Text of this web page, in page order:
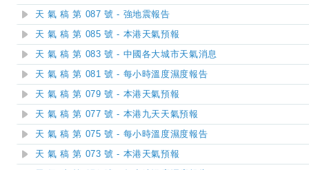
天 氣 稿 第 087 號 - 強地震報告
天 氣 稿 第 085 號 - 本港天氣預報
天 氣 稿 第 083 號 - 中國各大城市天氣消息
天 氣 稿 第 081 號 - 每小時溫度濕度報告
天 氣 稿 第 079 號 - 本港天氣預報
天 氣 稿 第 077 號 - 本港九天天氣預報
天 氣 稿 第 075 號 - 每小時溫度濕度報告
天 氣 稿 第 073 號 - 本港天氣預報